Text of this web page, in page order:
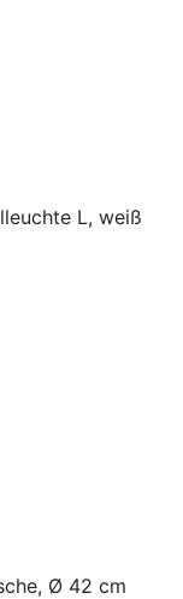
L, weiß
Ø 42 cm